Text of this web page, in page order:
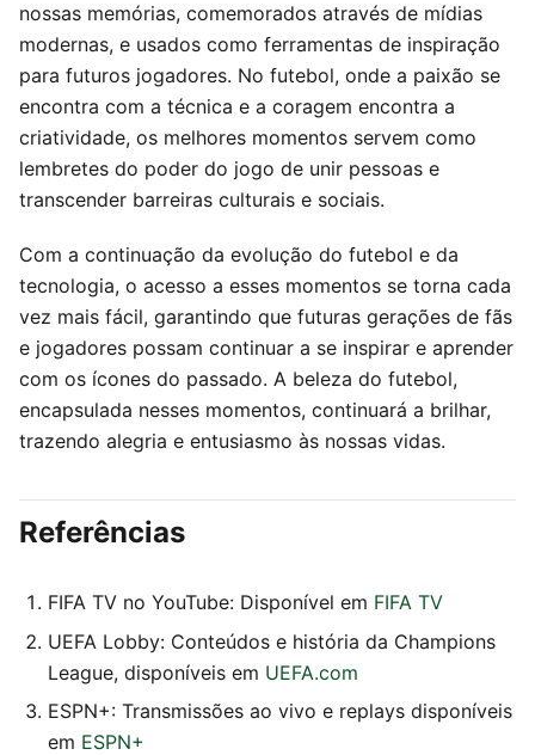
nossas memórias, comemorados através de mídias
modernas, e usados como ferramentas de inspiração
para futuros jogadores. No futebol, onde a paixão se
encontra com a técnica e a coragem encontra a
criatividade, os melhores momentos servem como
lembretes do poder do jogo de unir pessoas e
transcender barreiras culturais e sociais.
Com a continuação da evolução do futebol e da
tecnologia, o acesso a esses momentos se torna cada
vez mais fácil, garantindo que futuras gerações de fãs
e jogadores possam continuar a se inspirar e aprender
com os ícones do passado. A beleza do futebol,
encapsulada nesses momentos, continuará a brilhar,
trazendo alegria e entusiasmo às nossas vidas.
Referências
FIFA TV no YouTube: Disponível em FIFA TV
UEFA Lobby: Conteúdos e história da Champions
League, disponíveis em UEFA.com
ESPN+: Transmissões ao vivo e replays disponíveis
em ESPN+